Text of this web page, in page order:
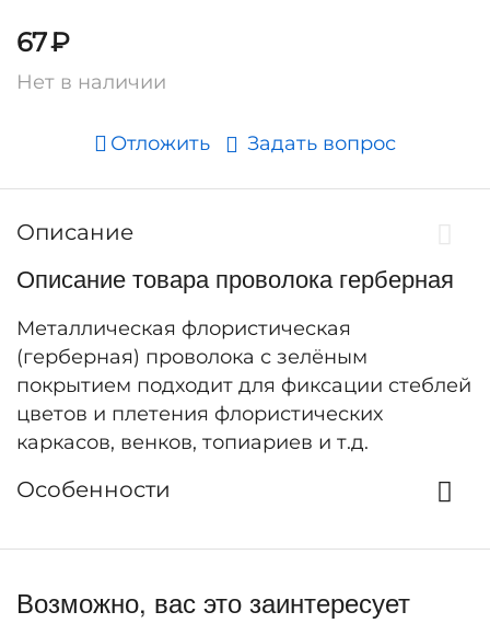
67₽
Нет в наличии
Отложить Задать вопрос
Описание
Описание товара проволока герберная
Металлическая флористическая
(герберная) проволока с зелёным
покрытием подходит для фиксации стеблей
цветов и плетения флористических
каркасов, венков, топиариев и т.д.
Особенности
Возможно, вас это заинтересует